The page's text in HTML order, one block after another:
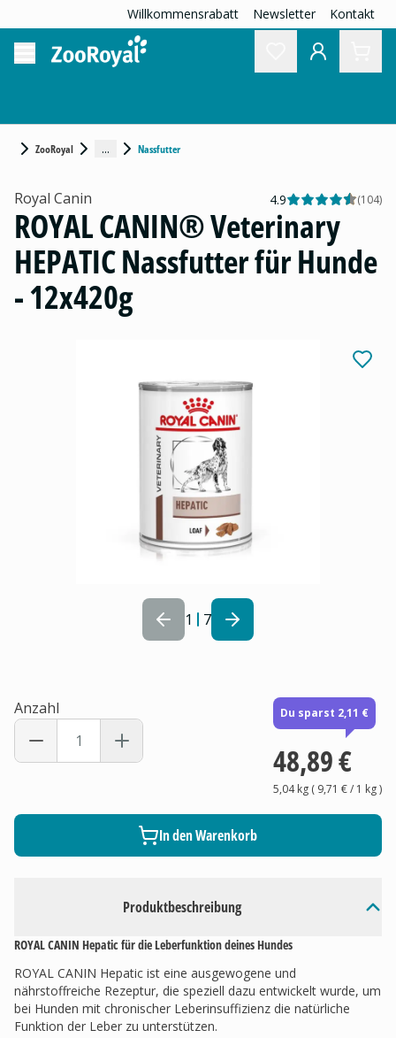
Willkommensrabatt Newsletter Kontakt
ZooRoyal ... Nassfutter
1 7
Produktbeschreibung
ROYAL CANIN Hepatic für die Leberfunktion deines Hundes
ROYAL CANIN Hepatic ist eine ausgewogene und
nährstoffreiche Rezeptur, die speziell dazu entwickelt wurde, um
bei Hunden mit chronischer Leberinsuffizienz die natürliche
Funktion der Leber zu unterstützen.
Royal Canin 4.9 (104)
ROYAL CANIN® Veterinary
HEPATIC Nassfutter für Hunde
- 12x420g
Anzahl Du sparst 2,11 €
48,89 €
5,04 kg( 9,71 €/ 1 kg)
In den Warenkorb